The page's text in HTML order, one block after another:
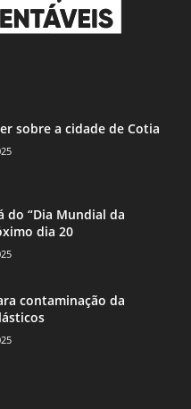
sobre a cidade de Cotia
do “Dia Mundial da
dia 20
contaminação da